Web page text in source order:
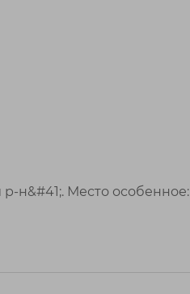
н&#41;. Место особенное: